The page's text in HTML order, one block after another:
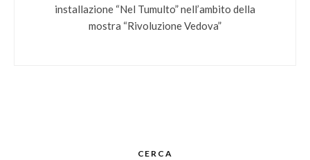
installazione “Nel Tumulto” nell’ambito della
mostra “Rivoluzione Vedova”
CERCA